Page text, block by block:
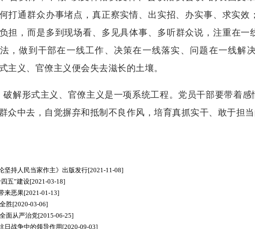
打通群众办事堵点，真正察实情、出实招、办实事、求实效
担，而是多到现场看、多见具体事、多听群众说，注重在
，做到干部在一线工作、决策在一线落实、问题在一线解
主义、官僚主义便会失去滋长的土壤。
形式主义、官僚主义是一项系统工程。党员干部要带着感
众中去，自觉摒弃和抵制不良作风，培育真抓实干、敢于担当
坚持人民当家作主》出版发行[2021-11-08]
五”建设[2021-03-18]
来恶果[2021-01-13]
胜[2020-03-06]
面从严治党[2015-06-25]
日战争中的领导作用 [2020-09-03]